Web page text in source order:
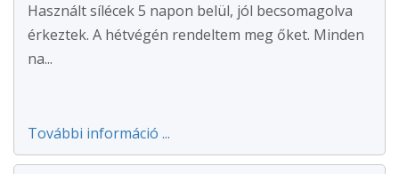
Használt sílécek 5 napon belül, jól becsomagolva
érkeztek. A hétvégén rendeltem meg őket. Minden
na...
További információ ...